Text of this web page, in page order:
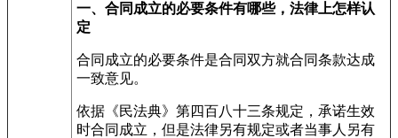
一、合同成立的必要条件有哪些，法律上怎样认
定
合同成立的必要条件是合同双方就合同条款达成
一致意见。
依据《民法典》第四百八十三条规定，承诺生效
时合同成立，但是法律另有规定或者当事人另有